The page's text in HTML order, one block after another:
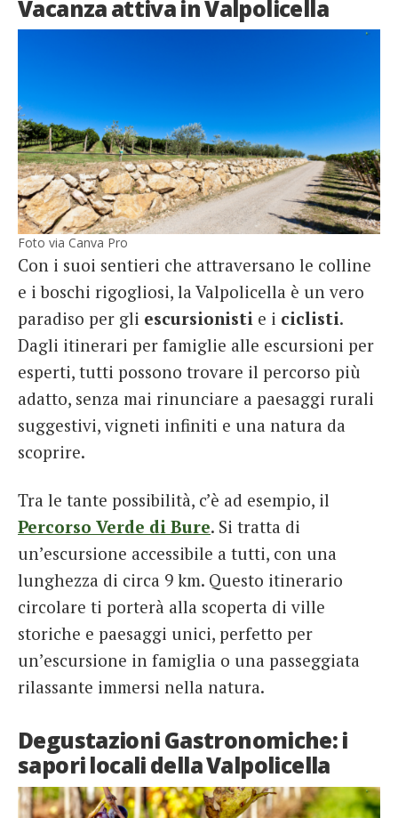
Vacanza attiva in Valpolicella
Foto via Canva Pro
Con i suoi sentieri che attraversano le colline
e i boschi rigogliosi, la Valpolicella è un vero
paradiso per gli escursionisti e i ciclisti.
Dagli itinerari per famiglie alle escursioni per
esperti, tutti possono trovare il percorso più
adatto, senza mai rinunciare a paesaggi rurali
suggestivi, vigneti infiniti e una natura da
scoprire.
Tra le tante possibilità, c’è ad esempio, il
Percorso Verde di Bure. Si tratta di
un’escursione accessibile a tutti, con una
lunghezza di circa 9 km. Questo itinerario
circolare ti porterà alla scoperta di ville
storiche e paesaggi unici, perfetto per
un’escursione in famiglia o una passeggiata
rilassante immersi nella natura​.
Degustazioni Gastronomiche: i
sapori locali della Valpolicella